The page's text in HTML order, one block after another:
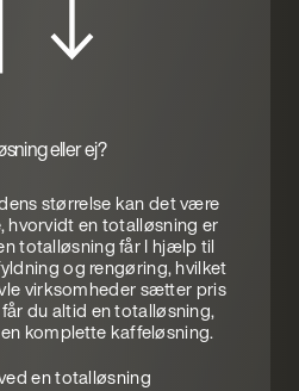
eller ej?
størrelse kan det være
hvorvidt en totalløsning er
totalløsning får I hjælp til
og rengøring, hvilket
virksomheder sætter pris
du altid en totalløsning,
komplette kaffeløsning.
en totalløsning